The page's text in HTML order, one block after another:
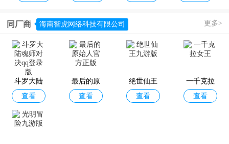
小小英雄
查看
超进化物
语2官方正
版
查看
第四纪元
双生幻想
破晓序列
同厂商 海南智虎网络科技有限公司 更多>
斗罗大陆
魂师对决q
q登录版
查看
最后的原
始人官方
查看
绝世仙王
九游版
查看
一千克拉
女王
查看